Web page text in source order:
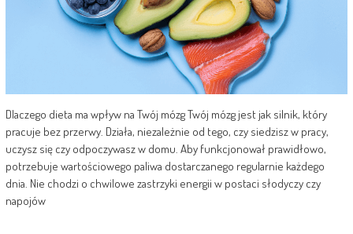
Dlaczego dieta ma wpływ na Twój mózg Twój mózg jest jak silnik, który
pracuje bez przerwy. Działa, niezależnie od tego, czy siedzisz w pracy,
uczysz się czy odpoczywasz w domu. Aby funkcjonował prawidłowo,
potrzebuje wartościowego paliwa dostarczanego regularnie każdego
dnia. Nie chodzi o chwilowe zastrzyki energii w postaci słodyczy czy
napojów